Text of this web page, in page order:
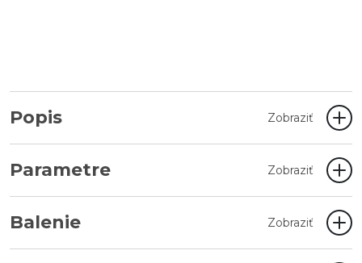
Popis Zobraziť
Parametre Zobraziť
Balenie Zobraziť